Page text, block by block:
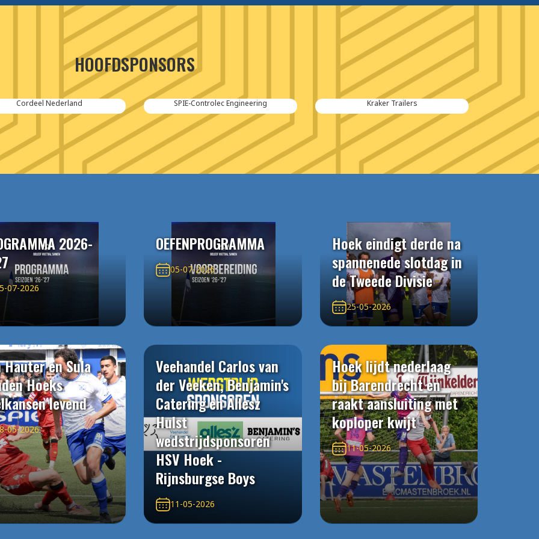
HOOFDSPONSORS
Cordeel Nederland SPIE-Controlec Engineering Kraker Trailers
2026-
07-2026
OEFENPROGRAMMA
05-07-2026
Hoek eindigt derde na
spannenede slotdag in
de Tweede Divisie
25-05-2026
Hauter en Sula
Hoeks
levend
05-2026
Veehandel Carlos van
der Veeken, Benjamin's
Catering en Allesz
Hulst
wedstrijdsponsoren
HSV Hoek -
Rijnsburgse Boys
11-05-2026
Hoek lijdt nederlaag
bij Barendrecht en
raakt aansluiting met
koploper kwijt
11-05-2026